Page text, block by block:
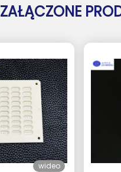
ZAŁĄCZONE
wideo